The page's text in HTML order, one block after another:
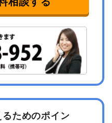
ためのポイン